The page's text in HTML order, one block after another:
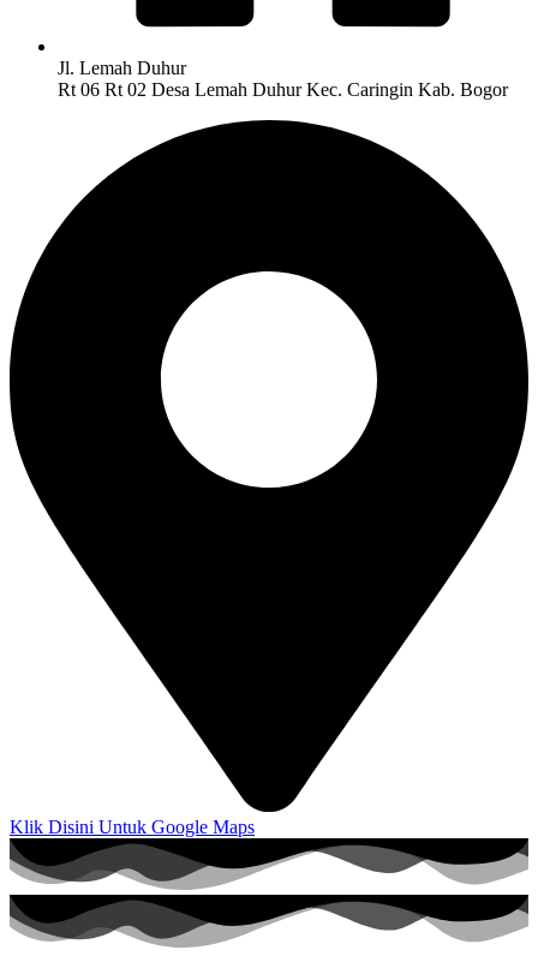
Jl. Lemah Duhur
Rt 06 Rt 02 Desa Lemah Duhur Kec. Caringin Kab. Bogor
Klik Disini Untuk Google Maps